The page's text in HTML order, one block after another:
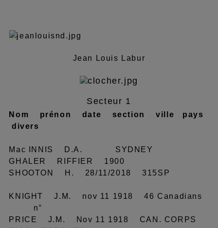
Jean Louis Labur
Secteur 1
Nom prénon date section ville pays
divers
Mac INNIS D.A. SYDNEY
GHALER RIFFIER 1900
SHOOTON H. 28/11/2018 315SP
KNIGHT J.M. nov 11 1918 46 Canadians
n°
PRICE J.M. Nov 11 1918 CAN. CORPS